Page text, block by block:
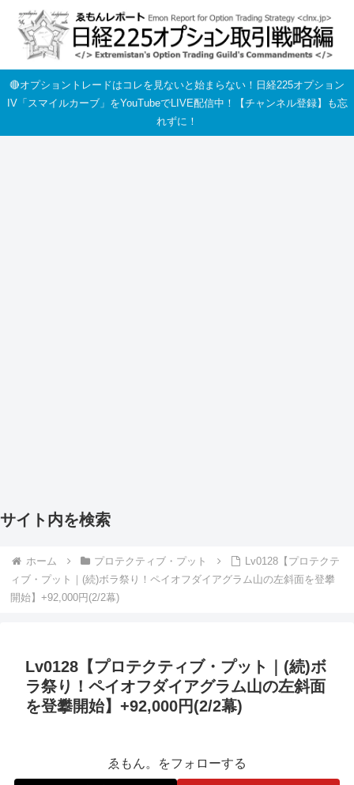
🔴オプショントレードはコレを見ないと始まらない！日経225オプション
IV「スマイルカーブ」をYouTubeでLIVE配信中！【チャンネル登録】も忘
れずに！
サイト内を検索
ホーム プロテクティブ・プット
Lv0128【プロテクテ
ィブ・プット｜(続)ボラ祭り！ペイオフダイアグラム山の左斜面を登攀
開始】+92,000円(2/2幕)
Lv0128【プロテクティブ・プット｜(続)ボ
ラ祭り！ペイオフダイアグラム山の左斜面
を登攀開始】+92,000円(2/2幕)
ゑもん。をフォローする